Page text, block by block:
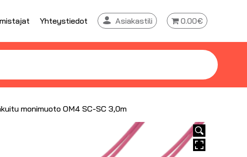
Yhteystiedot Asiakastili 0.00€
monimuoto OM4 SC-SC 3,0m